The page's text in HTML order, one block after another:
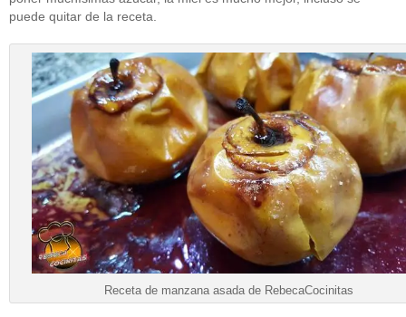
puede quitar de la receta.
Receta de manzana asada de RebecaCocinitas